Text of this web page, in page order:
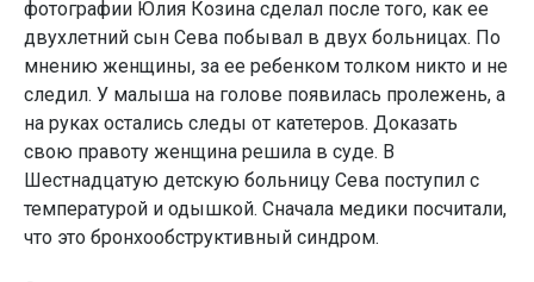
фотографии Юлия Козина сделал после того, как ее
двухлетний сын Сева побывал в двух больницах. По
мнению женщины, за ее ребенком толком никто и не
следил. У малыша на голове появилась пролежень, а
на руках остались следы от катетеров. Доказать
свою правоту женщина решила в суде. В
Шестнадцатую детскую больницу Сева поступил с
температурой и одышкой. Сначала медики посчитали,
что это бронхообструктивный синдром.